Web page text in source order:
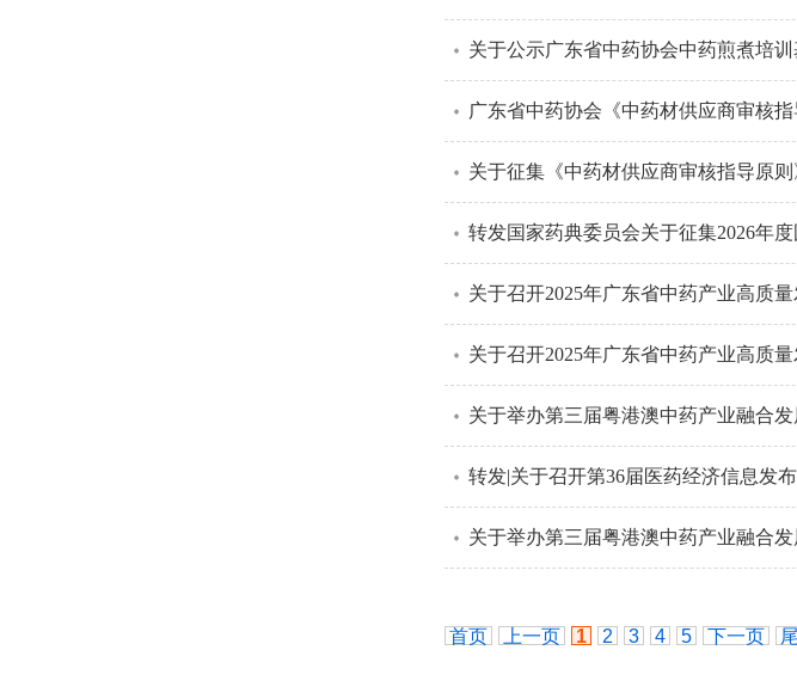
关于公示广东省中药协会中药煎煮培
广东省中药协会《中药材供应商审核
关于征集《中药材供应商审核指导原
转发国家药典委员会关于征集2026年
关于召开2025年广东省中药产业高质
关于召开2025年广东省中药产业高质
关于举办第三届粤港澳中药产业融合
转发|关于召开第36届医药经济信息发
关于举办第三届粤港澳中药产业融合
首页 上一页 1 2 3 4 5 下一页